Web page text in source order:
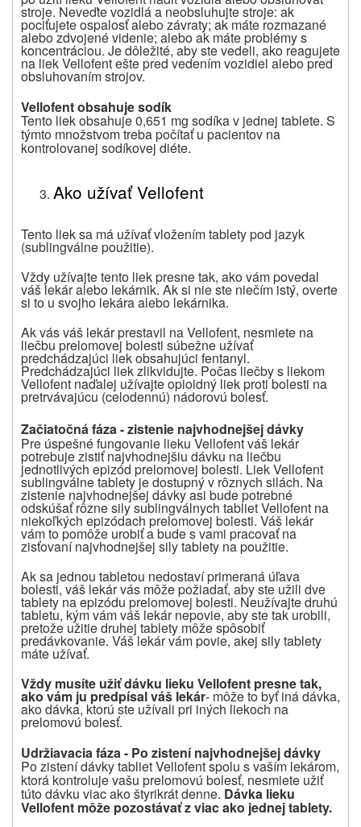
stroje. Neveďte vozidlá a neobsluhujte stroje: ak
pociťujete ospalosť alebo závraty; ak máte rozmazané
alebo zdvojené videnie; alebo ak máte problémy s
koncentráciou. Je dôležité, aby ste vedeli, ako reagujete
na liek Vellofent ešte pred vedením vozidiel alebo pred
obsluhovaním strojov.
Vellofent obsahuje sodík
Tento liek obsahuje 0,651 mg sodíka v jednej tablete. S
týmto množstvom treba počítať u pacientov na
kontrolovanej sodíkovej diéte.
Ako užívať Vellofent
Tento liek sa má užívať vložením tablety pod jazyk
(sublingválne použitie).
Vždy užívajte tento liek presne tak, ako vám povedal
váš lekár alebo lekárnik. Ak si nie ste niečím istý, overte
si to u svojho lekára alebo lekárnika.
Ak vás váš lekár prestavil na Vellofent, nesmiete na
liečbu prelomovej bolesti súbežne užívať
predchádzajúci liek obsahujúci fentanyl.
Predchádzajúci liek zlikvidujte. Počas liečby s liekom
Vellofent naďalej užívajte opioidný liek proti bolesti na
pretrvávajúcu (celodennú) nádorovú bolesť.
Začiatočná fáza - zistenie najvhodnejšej dávky
Pre úspešné fungovanie lieku Vellofent váš lekár
potrebuje zistiť najvhodnejšiu dávku na liečbu
jednotlivých epizód prelomovej bolesti. Liek Vellofent
sublingválne tablety je dostupný v rôznych silách. Na
zistenie najvhodnejšej dávky asi bude potrebné
odskúšať rôzne sily sublingválnych tabliet Vellofent na
niekoľkých epizódach prelomovej bolesti. Váš lekár
vám to pomôže urobiť a bude s vami pracovať na
zisťovaní najvhodnejšej sily tablety na použitie.
Ak sa jednou tabletou nedostaví primeraná úľava
bolesti, váš lekár vás môže požiadať, aby ste užili dve
tablety na epizódu prelomovej bolesti. Neužívajte druhú
tabletu, kým vám váš lekár nepovie, aby ste tak urobili,
pretože užitie druhej tablety môže spôsobiť
predávkovanie. Váš lekár vám povie, akej sily tablety
máte užívať.
Vždy musíte užiť dávku lieku Vellofent presne tak,
ako vám ju predpísal váš lekár- môže to byť iná dávka,
ako dávka, ktorú ste užívali pri iných liekoch na
prelomovú bolesť.
Udržiavacia fáza - Po zistení najvhodnejšej dávky
Po zistení dávky tabliet Vellofent spolu s vaším lekárom,
ktorá kontroluje vašu prelomovú bolesť, nesmiete užiť
túto dávku viac ako štyrikrát denne. Dávka lieku
Vellofent môže pozostávať z viac ako jednej tablety.